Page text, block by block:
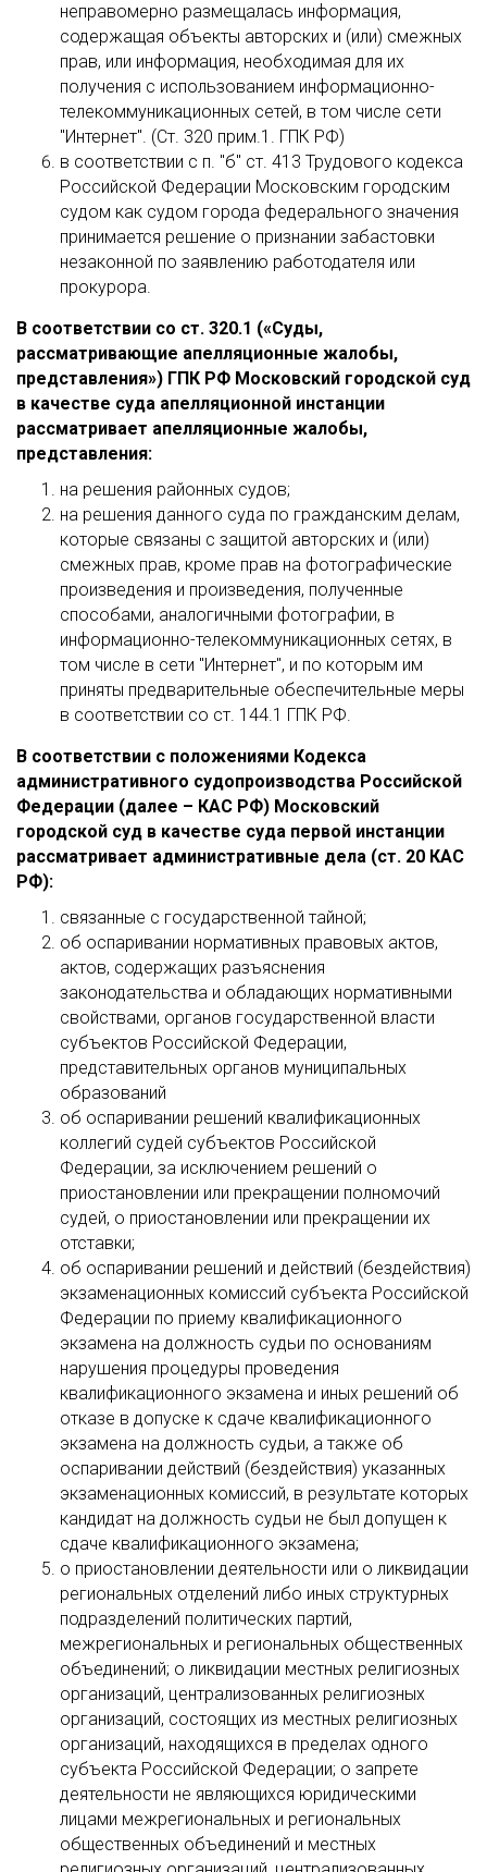
неправомерно размещалась информация,
содержащая объекты авторских и (или) смежных
прав, или информация, необходимая для их
получения с использованием информационно-
телекоммуникационных сетей, в том числе сети
"Интернет". (Ст. 320 прим.1. ГПК РФ)
в соответствии с п. "б" ст. 413 Трудового кодекса
Российской Федерации Московским городским
судом как судом города федерального значения
принимается решение о признании забастовки
незаконной по заявлению работодателя или
прокурора.
В соответствии со ст. 320.1 («Суды,
рассматривающие апелляционные жалобы,
представления») ГПК РФ Московский городской суд
в качестве суда апелляционной инстанции
рассматривает апелляционные жалобы,
представления:
на решения районных судов;
на решения данного суда по гражданским делам,
которые связаны с защитой авторских и (или)
смежных прав, кроме прав на фотографические
произведения и произведения, полученные
способами, аналогичными фотографии, в
информационно-телекоммуникационных сетях, в
том числе в сети "Интернет", и по которым им
приняты предварительные обеспечительные меры
в соответствии со ст. 144.1 ГПК РФ.
В соответствии с положениями Кодекса
административного судопроизводства Российской
Федерации (далее – КАС РФ) Московский
городской суд в качестве суда первой инстанции
рассматривает административные дела (ст. 20 КАС
РФ):
связанные с государственной тайной;
об оспаривании нормативных правовых актов,
актов, содержащих разъяснения
законодательства и обладающих нормативными
свойствами, органов государственной власти
субъектов Российской Федерации,
представительных органов муниципальных
образований
об оспаривании решений квалификационных
коллегий судей субъектов Российской
Федерации, за исключением решений о
приостановлении или прекращении полномочий
судей, о приостановлении или прекращении их
отставки;
об оспаривании решений и действий (бездействия)
экзаменационных комиссий субъекта Российской
Федерации по приему квалификационного
экзамена на должность судьи по основаниям
нарушения процедуры проведения
квалификационного экзамена и иных решений об
отказе в допуске к сдаче квалификационного
экзамена на должность судьи, а также об
оспаривании действий (бездействия) указанных
экзаменационных комиссий, в результате которых
кандидат на должность судьи не был допущен к
сдаче квалификационного экзамена;
о приостановлении деятельности или о ликвидации
региональных отделений либо иных структурных
подразделений политических партий,
межрегиональных и региональных общественных
объединений; о ликвидации местных религиозных
организаций, централизованных религиозных
организаций, состоящих из местных религиозных
организаций, находящихся в пределах одного
субъекта Российской Федерации; о запрете
деятельности не являющихся юридическими
лицами межрегиональных и региональных
общественных объединений и местных